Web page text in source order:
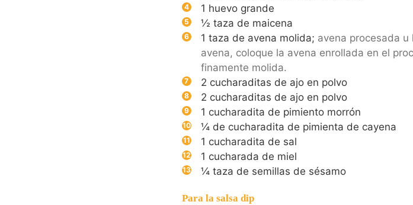
1 huevo grande
½ taza de maicena
1 taza de avena molida; avena procesada
avena, coloque la avena enrollada en el
finamente molida.
2 cucharaditas de ajo en polvo
2 cucharaditas de ajo en polvo
1 cucharadita de pimiento morrón
¼ de cucharadita de pimienta de cayena
1 cucharadita de sal
1 cucharada de miel
¼ taza de semillas de sésamo
Para la salsa dip